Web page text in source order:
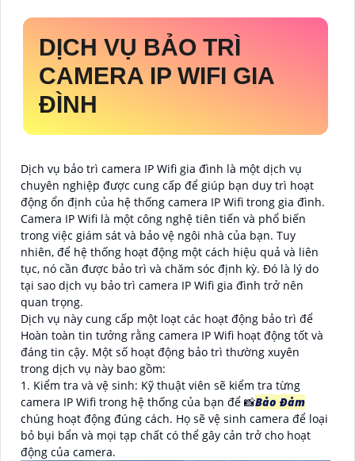
DỊCH VỤ BẢO TRÌ
CAMERA IP WIFI GIA
ĐÌNH
Dịch vụ bảo trì camera IP Wifi gia đình là một dịch vụ
chuyên nghiệp được cung cấp để giúp bạn duy trì hoạt
động ổn định của hệ thống camera IP Wifi trong gia đình.
Camera IP Wifi là một công nghệ tiên tiến và phổ biến
trong việc giám sát và bảo vệ ngôi nhà của bạn. Tuy
nhiên, để hệ thống hoạt động một cách hiệu quả và liên
tục, nó cần được bảo trì và chăm sóc định kỳ. Đó là lý do
tại sao dịch vụ bảo trì camera IP Wifi gia đình trở nên
quan trọng.
Dịch vụ này cung cấp một loạt các hoạt động bảo trì để
Hoàn toàn tin tưởng rằng camera IP Wifi hoạt động tốt và
đáng tin cậy. Một số hoạt động bảo trì thường xuyên
trong dịch vụ này bao gồm:
1. Kiểm tra và vệ sinh: Kỹ thuật viên sẽ kiểm tra từng
camera IP Wifi trong hệ thống của bạn để 📸Bảo Đảm
chúng hoạt động đúng cách. Họ sẽ vệ sinh camera để loại
bỏ bụi bẩn và mọi tạp chất có thể gây cản trở cho hoạt
động của camera.